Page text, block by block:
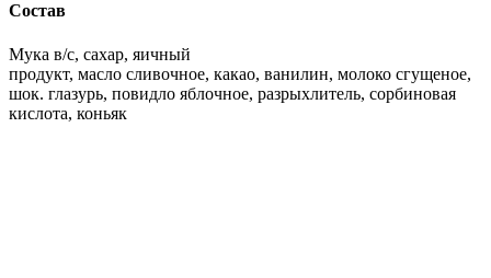
Состав
Мука в/с, сахар, яичный
продукт, масло сливочное, какао, ванилин, молоко сгущеное,
шок. глазурь, повидло яблочное, разрыхлитель, сорбиновая
кислота, коньяк